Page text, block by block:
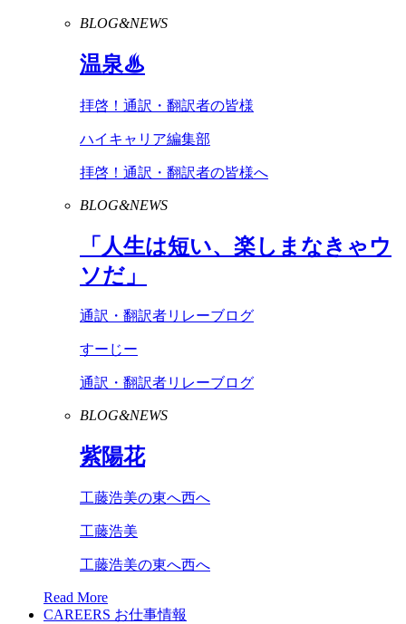
BLOG&NEWS
温泉♨
拝啓！通訳・翻訳者の皆様
ハイキャリア編集部
拝啓！通訳・翻訳者の皆様へ
BLOG&NEWS
「人生は短い、楽しまなきゃウ
ソだ」
通訳・翻訳者リレーブログ
すーじー
通訳・翻訳者リレーブログ
BLOG&NEWS
紫陽花
工藤浩美の東へ西へ
工藤浩美
工藤浩美の東へ西へ
Read More
CAREERS お仕事情報